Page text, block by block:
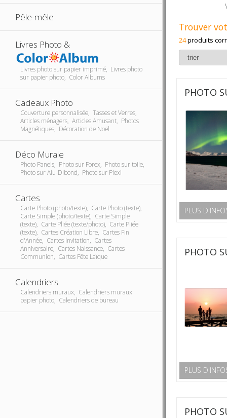
Pêle-mêle
Livres Photo &
Livres photo sur papier imprimé, Livres photo
sur papier photo, Color Albums
Cadeaux Photo
Couverture personnalisée, Tasses et Verres,
Articles ménagers, Articles Amusant, Photos
Magnétiques, Décoration de Noël
Déco Murale
Photo Panels, Photo sur Forex, Photo sur toile,
Photo sur Alu-Dibond, Photo sur Plexi
Cartes
Carte Photo (photo/texte), Carte Photo (texte),
Carte Simple (photo/texte), Carte Simple
(texte), Carte Pliée (texte/photo), Carte Pliée
(texte), Cartes Création Libre, Cartes Fin
d'Année, Cartes Invitation, Cartes
Anniversaire, Cartes Naissance, Cartes
Communion, Cartes Fête Laïque
Calendriers
Calendriers muraux, Calendriers muraux
papier photo, Calendriers de bureau
Trouver
24produits
PHOTO
PLUS
PHOTO
PLUS
PHOTO